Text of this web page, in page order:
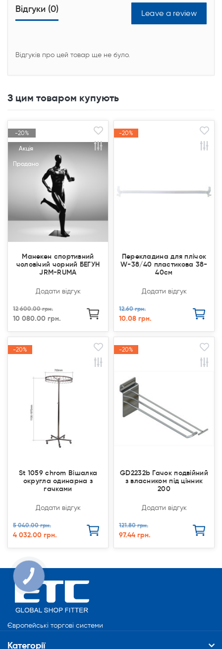
Відгуки (0) Leave a review
Відгуків про цей товар ще не було.
З цим товаром купують
-20%
Акція
Продано
-20%
Акція
Продано
Манекен спортивний
чоловічий чорний БЕГУН
JRM-RUMA
Додати відгук
12 600.00 грн.
10 080.00 грн.
-20%
-20%
Перекладина для плічок
W-38/40 пластикова 38-
40см
Додати відгук
12.60 грн.
10.08 грн.
-20%
-20%
St 1059 chrom Вішалка
округла одинарна з
гачками
Додати відгук
5 040.00 грн.
4 032.00 грн.
-20%
-20%
GD2232b Гачок подвійний
з власником під цінник
200
Додати відгук
121.80 грн.
97.44 грн.
Європейські торгові системи
Категорії